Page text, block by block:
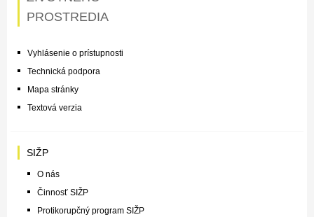
PROSTREDIA
Vyhlásenie o prístupnosti
Technická podpora
Mapa stránky
Textová verzia
SIŽP
O nás
Činnosť SIŽP
Protikorupčný program SIŽP